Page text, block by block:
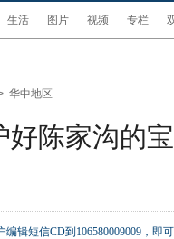
生活 图片 视频 专栏
华中地区
好陈家沟的
编辑短信CD到106580009009，即